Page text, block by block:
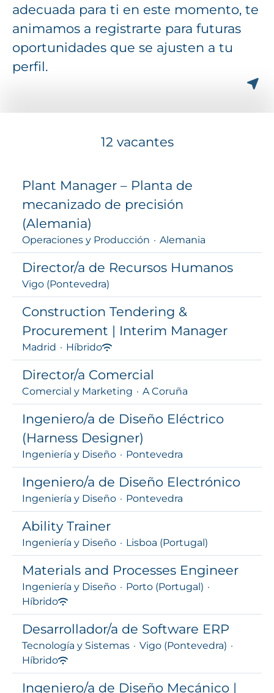
adecuada para ti en este momento, te
animamos a registrarte para futuras
oportunidades que se ajusten a tu
perfil.
12 vacantes
Plant Manager – Planta de
mecanizado de precisión
(Alemania)
Operaciones y Producción · Alemania
Director/a de Recursos Humanos
Vigo (Pontevedra)
Construction Tendering &
Procurement | Interim Manager
Madrid · Híbrido
Director/a Comercial
Comercial y Marketing · A Coruña
Ingeniero/a de Diseño Eléctrico
(Harness Designer)
Ingeniería y Diseño · Pontevedra
Ingeniero/a de Diseño Electrónico
Ingeniería y Diseño · Pontevedra
Ability Trainer
Ingeniería y Diseño · Lisboa (Portugal)
Materials and Processes Engineer
Ingeniería y Diseño · Porto (Portugal) ·
Híbrido
Desarrollador/a de Software ERP
Tecnología y Sistemas · Vigo (Pontevedra) ·
Híbrido
Ingeniero/a de Diseño Mecánico |